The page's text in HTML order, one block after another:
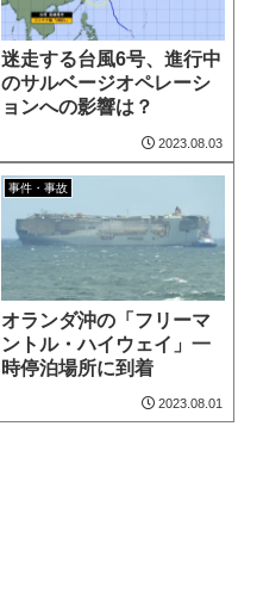
迷走する台風6号、進行中
のサルベージオペレーシ
ョンへの影響は？
2023.08.03
事件・事故
オランダ沖の「フリーマ
ントル・ハイウェイ」一
時停泊場所に到着
2023.08.01